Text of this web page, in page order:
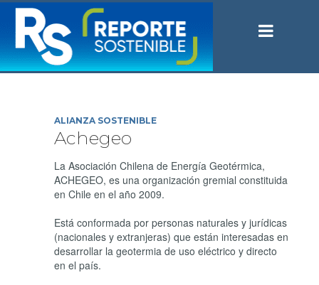
ALIANZA SOSTENIBLE
Achegeo
La Asociación Chilena de Energía Geotérmica,
ACHEGEO, es una organización gremial constituida
en Chile en el año 2009.
Está conformada por personas naturales y jurídicas
(nacionales y extranjeras) que están interesadas en
desarrollar la geotermia de uso eléctrico y directo
en el país.